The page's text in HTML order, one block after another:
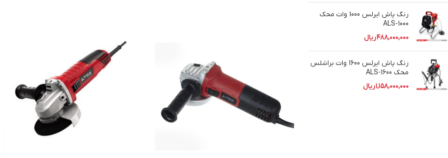
رنگ پاش ایرلس 1000 وات محک
ALS-1000
۴۸۸,۰۰۰,۰۰۰ریال
رنگ پاش ایرلس 1600 وات براشلس
محک ALS-1600
۱,۱۵۸,۰۰۰,۰۰۰ریال